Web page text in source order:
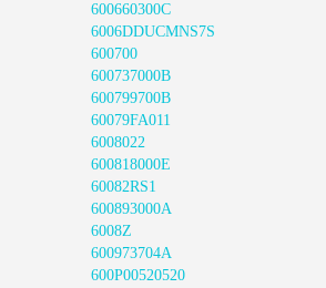
600660300C
6006DDUCMNS7S
600700
600737000B
600799700B
60079FA011
6008022
600818000E
60082RS1
600893000A
6008Z
600973704A
600P00520520